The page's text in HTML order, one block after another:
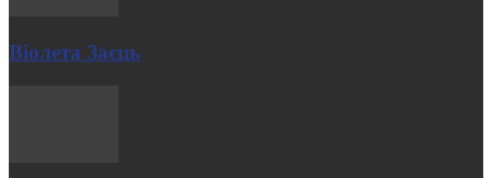
Віолета Заєць